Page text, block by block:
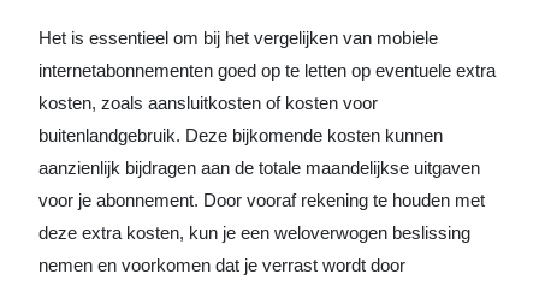
Het is essentieel om bij het vergelijken van mobiele
internetabonnementen goed op te letten op eventuele extra
kosten, zoals aansluitkosten of kosten voor
buitenlandgebruik. Deze bijkomende kosten kunnen
aanzienlijk bijdragen aan de totale maandelijkse uitgaven
voor je abonnement. Door vooraf rekening te houden met
deze extra kosten, kun je een weloverwogen beslissing
nemen en voorkomen dat je verrast wordt door